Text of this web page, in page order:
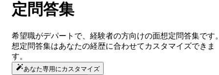
定問答集
希望職がデパート で、経験者の方向けの面想定問答集です
想定問答集はあなたの経歴に合わせてカスタマイズできま
す。
あなた専用にカスタマイズ